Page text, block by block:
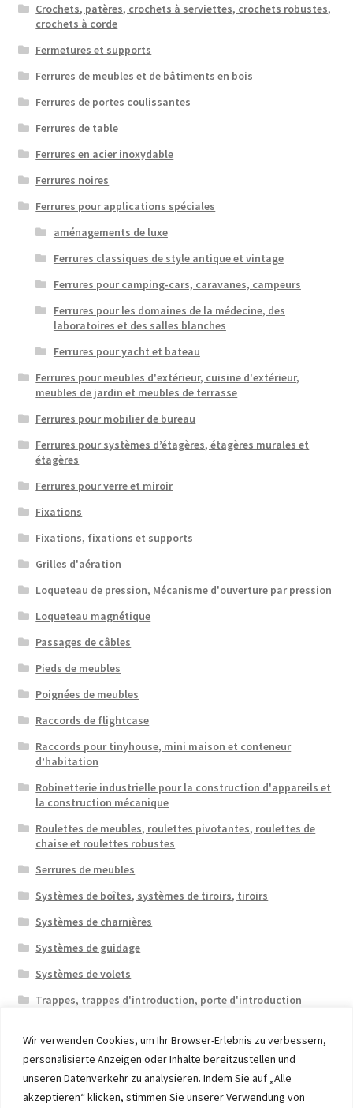
Wir verwenden Cookies, um Ihr Browser-Erlebnis zu verbessern,
personalisierte Anzeigen oder Inhalte bereitzustellen und
unseren Datenverkehr zu analysieren. Indem Sie auf „Alle
akzeptieren“ klicken, stimmen Sie unserer Verwendung von
Crochets, patères, crochets à serviettes, crochets robustes,
crochets à corde
Fermetures et supports
Ferrures de meubles et de bâtiments en bois
Ferrures de portes coulissantes
Ferrures de table
Ferrures en acier inoxydable
Ferrures noires
Ferrures pour applications spéciales
aménagements de luxe
Ferrures classiques de style antique et vintage
Ferrures pour camping-cars, caravanes, campeurs
Ferrures pour les domaines de la médecine, des
laboratoires et des salles blanches
Ferrures pour yacht et bateau
Ferrures pour meubles d'extérieur, cuisine d'extérieur,
meubles de jardin et meubles de terrasse
Ferrures pour mobilier de bureau
Ferrures pour systèmes d’étagères, étagères murales et
étagères
Ferrures pour verre et miroir
Fixations
Fixations, fixations et supports
Grilles d'aération
Loqueteau de pression, Mécanisme d'ouverture par pression
Loqueteau magnétique
Passages de câbles
Pieds de meubles
Poignées de meubles
Raccords de flightcase
Raccords pour tinyhouse, mini maison et conteneur
d’habitation
Robinetterie industrielle pour la construction d'appareils et
la construction mécanique
Roulettes de meubles, roulettes pivotantes, roulettes de
chaise et roulettes robustes
Serrures de meubles
Systèmes de boîtes, systèmes de tiroirs, tiroirs
Systèmes de charnières
Systèmes de guidage
Systèmes de volets
Trappes, trappes d'introduction, porte d'introduction